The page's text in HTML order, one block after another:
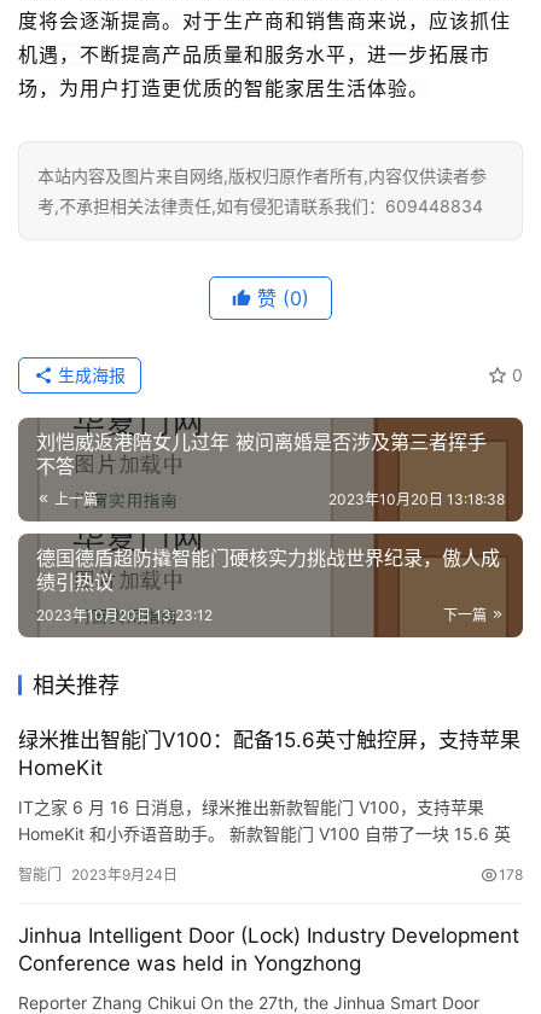
度将会逐渐提高。对于生产商和销售商来说，应该抓住
机遇，不断提高产品质量和服务水平，进一步拓展市
场，为用户打造更优质的智能家居生活体验。
本站内容及图片来自网络,版权归原作者所有,内容仅供读者参
考,不承担相关法律责任,如有侵犯请联系我们：609448834
赞 (0)
0
生成海报
刘恺威返港陪女儿过年 被问离婚是否涉及第三者挥手
不答
上一篇 2023年10月20日 13:18:38
德国德盾超防撬智能门硬核实力挑战世界纪录，傲人成
绩引热议
下一篇
2023年10月20日 13:23:12
相关推荐
绿米推出智能门V100：配备15.6英寸触控屏，支持苹果
HomeKit
IT之家 6 月 16 日消息，绿米推出新款智能门 V100，支持苹果
HomeKit 和小乔语音助手。 新款智能门 V100 自带了一块 15.6 英
屏和亮度自适应。 该款智能门提供单开门、子母门尺寸，也支持独
智能门支持人脸解锁、指纹密…
智能门 2023年9月24日 178
Jinhua Intelligent Door (Lock) Industry Development
Conference was held in Yongzhong
Reporter Zhang Chikui On the 27th, the Jinhua Smart Door